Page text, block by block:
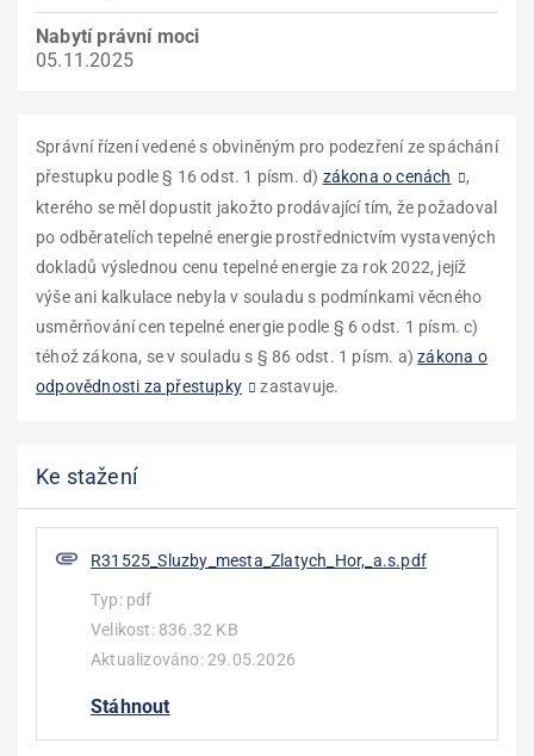
Nabytí právní moci
05.11.2025
Správní řízení vedené s obviněným pro podezření ze spáchání
přestupku podle § 16 odst. 1 písm. d) zákona o cenách
,
kterého se měl dopustit jakožto prodávající tím, že požadoval
po odběratelích tepelné energie prostřednictvím vystavených
dokladů výslednou cenu tepelné energie za rok 2022, jejíž
výše ani kalkulace nebyla v souladu s podmínkami věcného
usměrňování cen tepelné energie podle § 6 odst. 1 písm. c)
téhož zákona, se v souladu s § 86 odst. 1 písm. a)zákona o
odpovědnosti za přestupky
zastavuje.
Ke stažení
R31525_Sluzby_mesta_Zlatych_Hor,_a.s.pdf
Typ: pdf
Velikost: 836.32 KB
Aktualizováno:29.05.2026
Stáhnout